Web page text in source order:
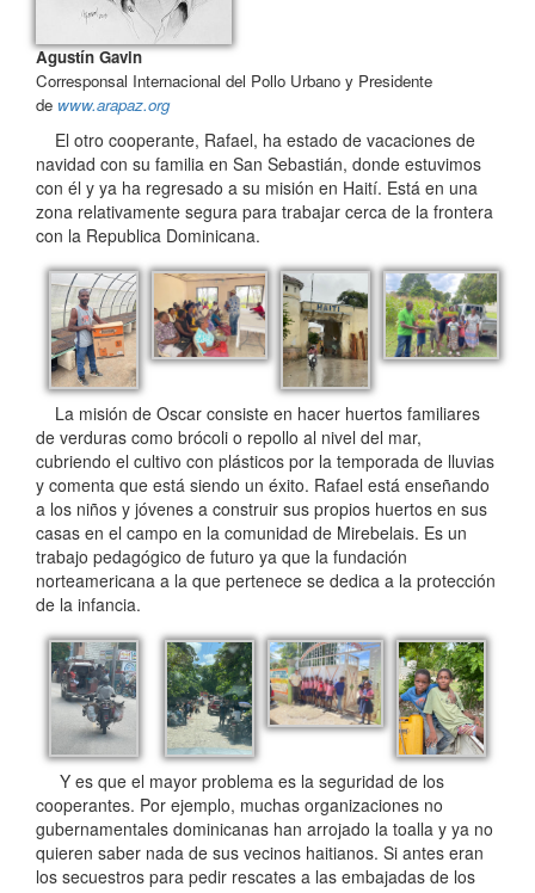
Agustín Gavin
Corresponsal Internacional del Pollo Urbano y Presidente
de www.arapaz.org
El otro cooperante, Rafael, ha estado de vacaciones de
navidad con su familia en San Sebastián, donde estuvimos
con él y ya ha regresado a su misión en Haití. Está en una
zona relativamente segura para trabajar cerca de la frontera
con la Republica Dominicana.
La misión de Oscar consiste en hacer huertos familiares
de verduras como brócoli o repollo al nivel del mar,
cubriendo el cultivo con plásticos por la temporada de lluvias
y comenta que está siendo un éxito. Rafael está enseñando
a los niños y jóvenes a construir sus propios huertos en sus
casas en el campo en la comunidad de Mirebelais. Es un
trabajo pedagógico de futuro ya que la fundación
norteamericana a la que pertenece se dedica a la protección
de la infancia.
Y es que el mayor problema es la seguridad de los
cooperantes. Por ejemplo, muchas organizaciones no
gubernamentales dominicanas han arrojado la toalla y ya no
quieren saber nada de sus vecinos haitianos. Si antes eran
los secuestros para pedir rescates a las embajadas de los